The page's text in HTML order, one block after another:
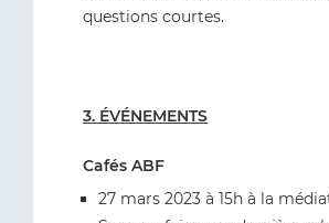
questions courtes.
3. ÉVÉNEMENTS
Cafés ABF
27 mars 2023 à 15h à la